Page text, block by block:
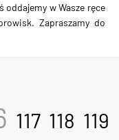
w Wasze ręce
Zapraszamy do
117 118 119